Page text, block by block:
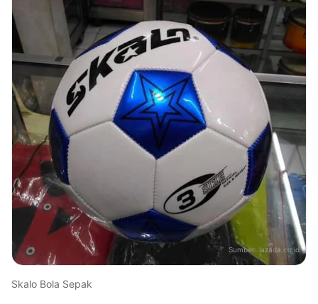
Sumber: lazada.co.id
Skalo Bola Sepak